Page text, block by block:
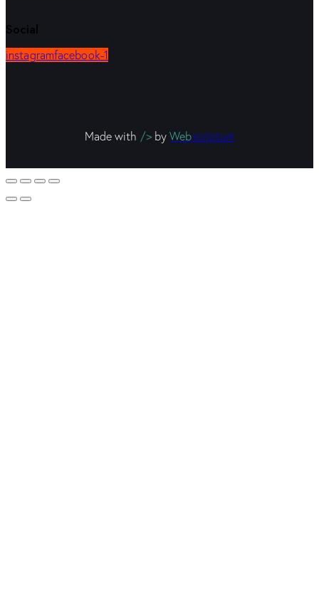
Social
instagramfacebook-1
Made with />byWebscriptum